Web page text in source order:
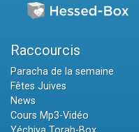
Raccourcis
Paracha de la semaine
Fêtes Juives
News
Cours Mp3-Vidéo